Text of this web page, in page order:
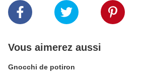
Vous aimerez aussi
Gnocchi de potiron